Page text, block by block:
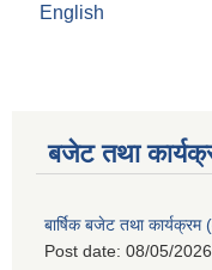
English
बजेट तथा
बार्षिक बजेट तथा
Post date: 08/05/